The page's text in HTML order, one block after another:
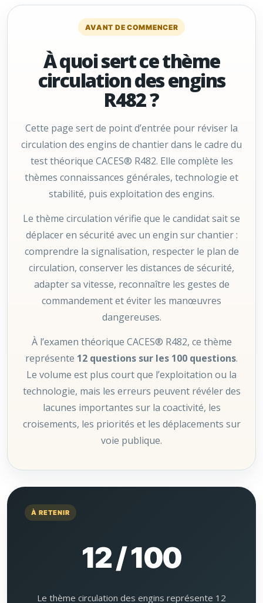
AVANT DE COMMENCER
À quoi sert ce thème
circulation des engins
R482 ?
Cette page sert de point d’entrée pour réviser la
circulation des engins de chantier dans le cadre du
test théorique CACES® R482. Elle complète les
thèmes connaissances générales, technologie et
stabilité, puis exploitation des engins.
Le thème circulation vérifie que le candidat sait se
déplacer en sécurité avec un engin sur chantier :
comprendre la signalisation, respecter le plan de
circulation, conserver les distances de sécurité,
adapter sa vitesse, reconnaître les gestes de
commandement et éviter les manœuvres
dangereuses.
À l’examen théorique CACES® R482, ce thème
représente 12 questions sur les 100 questions.
Le volume est plus court que l’exploitation ou la
technologie, mais les erreurs peuvent révéler des
lacunes importantes sur la coactivité, les
croisements, les priorités et les déplacements sur
voie publique.
À RETENIR
12 / 100
Le thème circulation des engins représente 12